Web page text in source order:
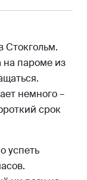
Стокгольм.
на пароме из
немного –
срок
успеть